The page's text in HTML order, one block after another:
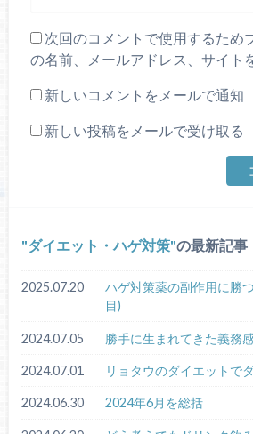
次回のコメントで使用するため
の名前、メールアドレス、サイト
新しいコメントをメールで通知
新しい投稿をメールで受け取る
ダイエット・ハゲ対策 の最新記事
2025.07.20
ハゲ対策薬の副作用に勝
目)
2024.07.05 勝手に生まれてきた義務
2024.07.01 リョタウのダイエットで
2024.06.30 2024年6月を総括